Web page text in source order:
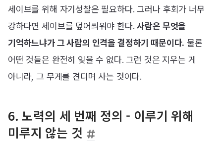
세이브를 위해 자기성찰은 필요하다. 그러나 후회가 너무
강하다면 세이브를 덮어씌워야 한다.사람은 무엇을
기억하느냐가 그 사람의 인격을 결정하기 때문이다. 물론
어떤 것들은 완전히 잊을 수 없다. 그런 것은 지우는 게
아니라, 그 무게를 견디며 사는 것이다.
6. 노력의 세 번째 정의 - 이루기 위해
미루지 않는 것